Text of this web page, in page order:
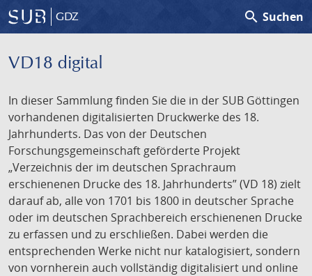
GDZ search Suchen
VD18 digital
In dieser Sammlung finden Sie die in der SUB Göttingen
vorhandenen digitalisierten Druckwerke des 18.
Jahrhunderts. Das von der Deutschen
Forschungsgemeinschaft geförderte Projekt
„Verzeichnis der im deutschen Sprachraum
erschienenen Drucke des 18. Jahrhunderts” (VD 18) zielt
darauf ab, alle von 1701 bis 1800 in deutscher Sprache
oder im deutschen Sprachbereich erschienenen Drucke
zu erfassen und zu erschließen. Dabei werden die
entsprechenden Werke nicht nur katalogisiert, sondern
von vornherein auch vollständig digitalisiert und online